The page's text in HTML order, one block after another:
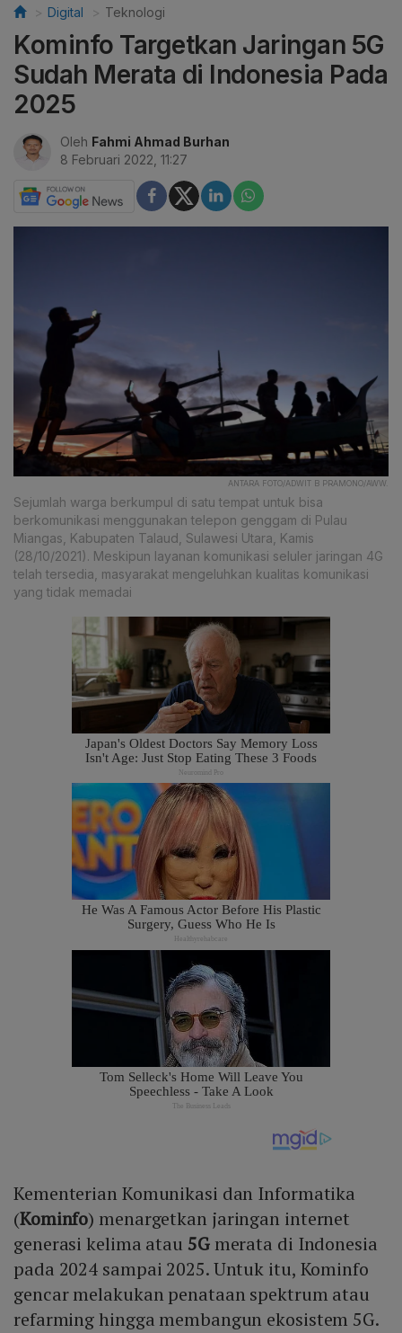
Digital Teknologi
Kominfo Targetkan Jaringan 5G
Sudah Merata di Indonesia Pada
2025
Oleh Fahmi Ahmad Burhan
8 Februari 2022, 11:27
ANTARA FOTO/ADWIT B PRAMONO/AWW.
Sejumlah warga berkumpul di satu tempat untuk bisa
berkomunikasi menggunakan telepon genggam di Pulau
Miangas, Kabupaten Talaud, Sulawesi Utara, Kamis
(28/10/2021). Meskipun layanan komunikasi seluler jaringan 4G
telah tersedia, masyarakat mengeluhkan kualitas komunikasi
yang tidak memadai
Kementerian Komunikasi dan Informatika
(Kominfo) menargetkan jaringan internet
generasi kelima atau 5G merata di Indonesia
pada 2024 sampai 2025. Untuk itu, Kominfo
gencar melakukan penataan spektrum atau
refarming hingga membangun ekosistem 5G.